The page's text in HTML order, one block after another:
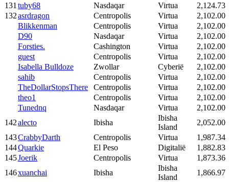
131 tuby68 Nasdaqar Virtua
2,124.73
132asrdragon Centropolis Virtua
2,102.00
Blikkenman
Centropolis Virtua
2,102.00
D90
Nasdaqar Virtua
2,102.00
Forsties.
Cashington Virtua
2,102.00
guest
Centropolis Virtua
2,102.00
Isabella Bulldoze
Zwollar Cyberië
2,102.00
sahib
Centropolis Virtua
2,102.00
TheDollarStopsThere
Centropolis Virtua
2,102.00
theo1
Centropolis Virtua
2,102.00
Tunednq
Nasdaqar Virtua
2,102.00
142alecto Ibisha
Ibisha
Island
2,052.00
143CrabbyDarth Centropolis Virtua
1,987.34
144Quarkie El Peso Digitalië
1,882.83
145Joerik Centropolis Virtua
1,873.36
146xuanchai Ibisha
Ibisha
Island
1,866.97